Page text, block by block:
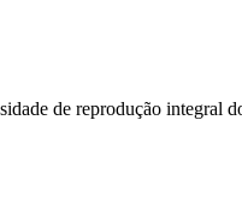
de reprodução integral